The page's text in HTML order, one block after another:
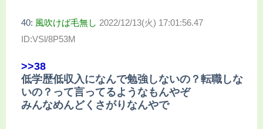
40: 風吹けば毛無し 2022/12/13(火) 17:01:56.47
ID:VSl/8P53M
>>38
低学歴低収入になんで勉強しないの？転職しな
いの？って言ってるようなもんやぞ
みんなめんどくさがりなんやで